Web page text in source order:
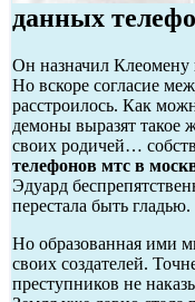
данных
Он назначил Клеомену
Но вскоре согласие
расстроилось. Как
демоны выразят такое
своих родичей…
телефонов мтс в
Эдуард
перестала быть гладью.
Но образованная ими
своих создателей.
преступников не